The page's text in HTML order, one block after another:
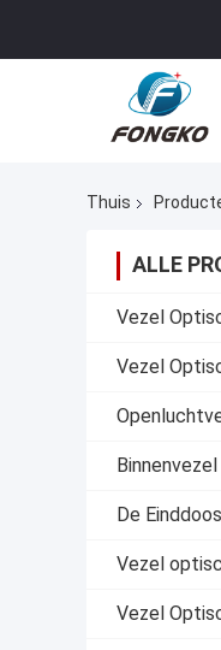
Thuis
ALLE
Vezel
Vezel
De
Vezel
Vezel